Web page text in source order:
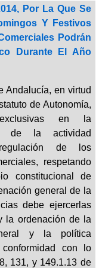
Por La Que Se
Y Festivos
Podrán
Durante El Año
Andalucía, en virtud
de Autonomía,
en la
de la actividad
de los
respetando
constitucional de
general de la
debe ejercerlas
la ordenación de la
y la política
con lo
131, y 149.1.13 de